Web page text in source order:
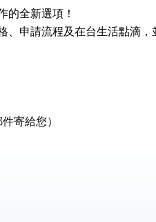
臺灣經濟轉型升級 籲請立院全
關稅
繁榮
夥伴共同引領 下一個世代的繁榮
體供應鏈合作
的全新選項！
申請流程及在台生活點滴，
寄給您）